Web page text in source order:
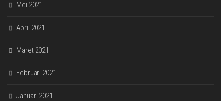
Mei 2021
April 2021
Maret 2021
Februari 2021
Januari 2021